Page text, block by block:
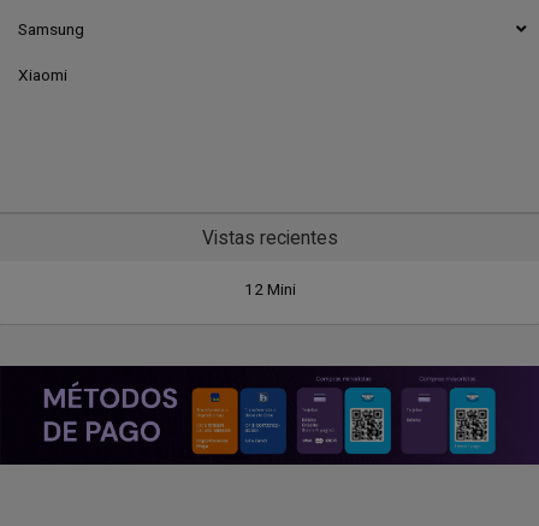
Samsung
Xiaomi
Vistas recientes
12 Mini